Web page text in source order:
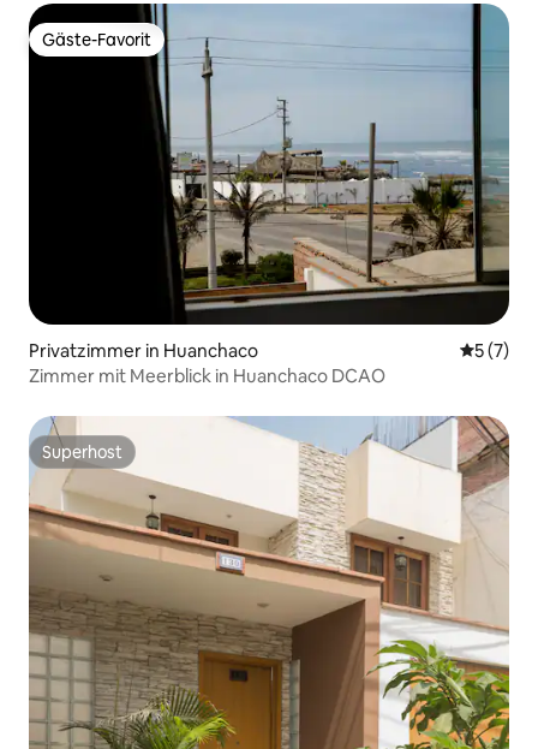
Gäste-Favorit
Gäste-Favorit
Privatzimmer in Huanchaco
5 (7)
Zimmer mit Meerblick in Huanchaco DCAO
Superhost
Superhost